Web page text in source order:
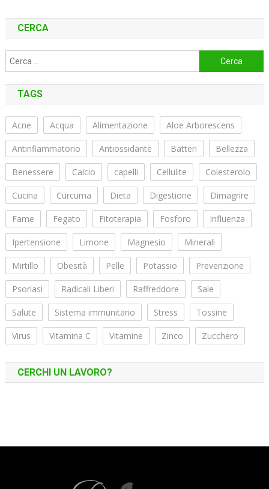
CERCA
Ricerca
per:
TAGS
Acne Acqua Alimentazione Aloe Arborescens
Antinfiammatorio Antiossidante Batteri Bellezza
Benessere Calcio capelli Cellulite Colesterolo
Cucina Curcuma Dieta Digestione Dimagrire
Fame Fegato Fitoterapia Fosforo Influenza
Ipertensione Limone Magnesio Minerali
Mirtillo Obesità Pelle Potassio Prevenzione
Psoriasi Radicali Liberi Raffreddore Sale
Salute Sistema immunitario Stress Tossine
Virus Vitamina C Vitamine Zinco Zucchero
CERCHI UN LAVORO?